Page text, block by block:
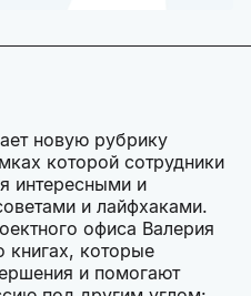
новую рубрику
которой сотрудники
интересными и
и лайфхаками.
офиса Валерия
книгах, которые
и помогают